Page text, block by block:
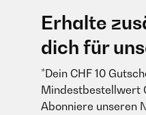
Erhalte
dich für
*Dein CHF 10
Mindestbestellwert
Abonniere unseren